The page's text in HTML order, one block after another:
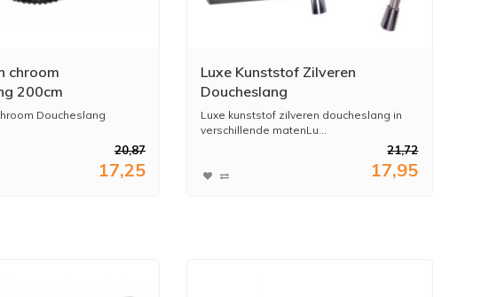
chroom
200cm
Doucheslang
20,87
17,25
Luxe Kunststof Zilveren
Doucheslang
Luxe kunststof zilveren doucheslang in
verschillende matenLu...
21,72
17,95